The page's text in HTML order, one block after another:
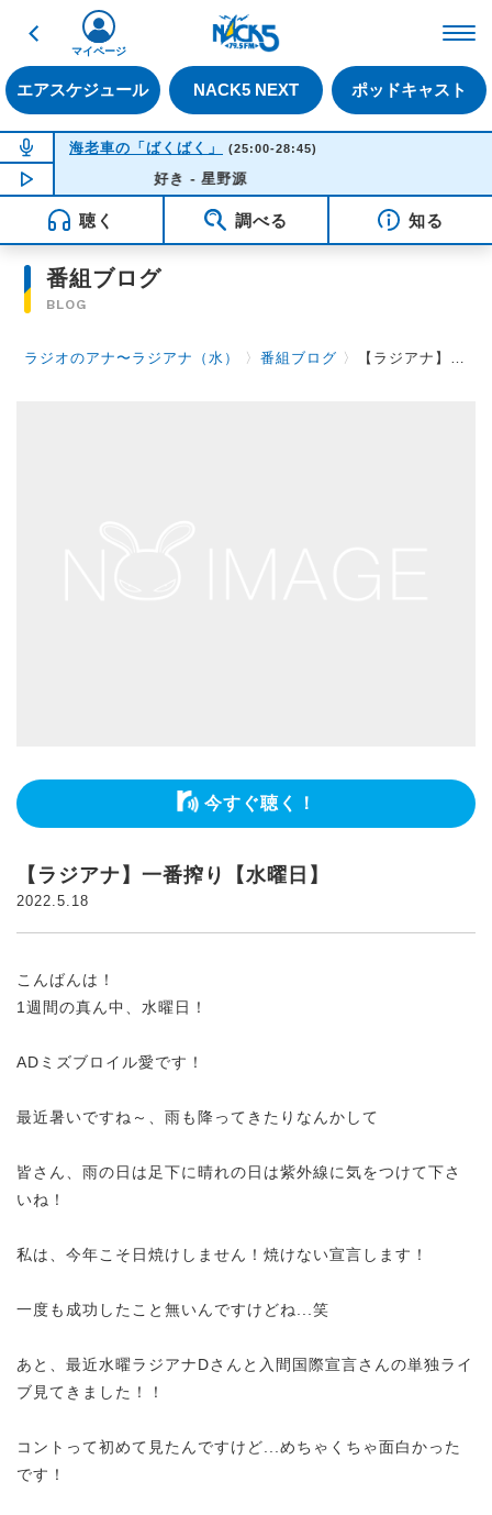
戻る
エアスケジュール NACK5 NEXT ポッドキャスト
マイページ
NOW ON AIR
海老車の「ばくばく」 (25:00-28:45)
NOW PLAYING03:35
好き - 星野源
聴く 調べる 知る
番組ブログ
BLOG
ラジオのアナ〜ラジアナ（水） 〉番組ブログ 〉 【ラジアナ】一番搾り【水曜日】
今すぐ聴く！
【ラジアナ】一番搾り【水曜日】
2022.5.18
こんばんは！
1週間の真ん中、水曜日！
ADミズブロイル愛です！
最近暑いですね～、雨も降ってきたりなんかして
皆さん、雨の日は足下に晴れの日は紫外線に気をつけて下さ
いね！
私は、今年こそ日焼けしません！焼けない宣言します！
一度も成功したこと無いんですけどね...笑
あと、最近水曜ラジアナDさんと入間国際宣言さんの単独ライ
ブ見てきました！！
コントって初めて見たんですけど...めちゃくちゃ面白かった
です！